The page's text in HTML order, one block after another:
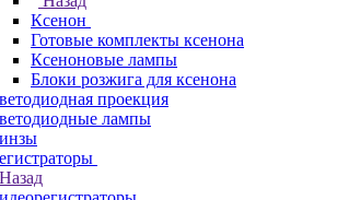
Ксенон
Готовые комплекты ксенона
Ксеноновые лампы
Блоки розжига для ксенона
проекция
лампы
Назад